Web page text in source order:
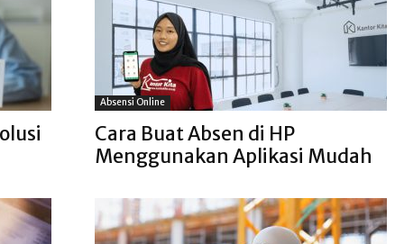
Absensi Online
Cara Buat Absen di HP
Menggunakan Aplikasi Mudah